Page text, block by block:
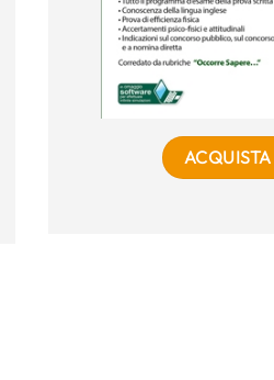
ACQUISTA